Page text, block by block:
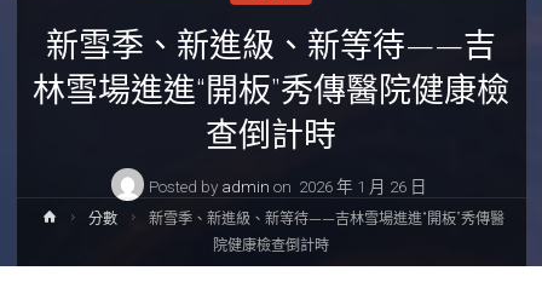
新雪季、新進級、新等待——吉
林雪場進進“開板”秀傳醫院健康檢
查倒計時
Posted by admin on 2026 年 1 月 26 日
Home分數
新雪季、新進級、新等待——吉林雪場進進“開板”秀傳醫
院健康檢查倒計時